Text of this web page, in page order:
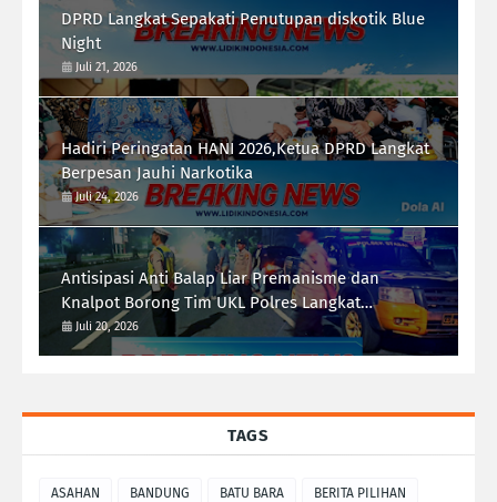
DPRD Langkat Sepakati Penutupan diskotik Blue
Night
Juli 21, 2026
Hadiri Peringatan HANI 2026,Ketua DPRD Langkat
Berpesan Jauhi Narkotika
Juli 24, 2026
Antisipasi Anti Balap Liar Premanisme dan
Knalpot Borong Tim UKL Polres Langkat
Laksanakan Patroli Malam
Juli 20, 2026
TAGS
ASAHAN BANDUNG BATU BARA BERITA PILIHAN